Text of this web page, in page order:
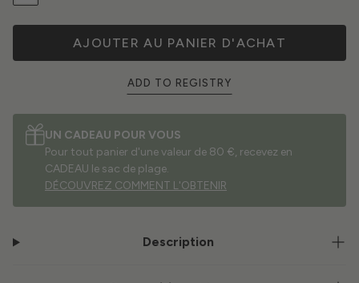
AJOUTER AU PANIER D'ACHAT
ADD TO REGISTRY
UN CADEAU POUR VOUS
Pour tout panier d'une valeur de 80 €, recevez en
CADEAU le sac de plage.
DÉCOUVREZ COMMENT L'OBTENIR
Description